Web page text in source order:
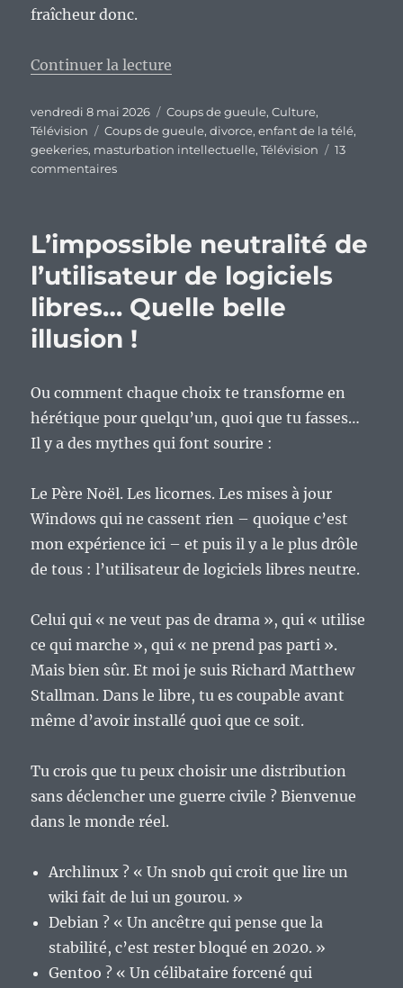
fraîcheur donc.
Continuer la lecture
Publié
le
vendredi 8 mai 2026 Catégories
Coups de gueule,Culture,
Télévision
Étiquettes
Coups de gueule,divorce,enfant de la télé,
geekeries, masturbation intellectuelle,Télévision
13
commentairessur
de
télé
comment
j’ai
petit
écran
même
rendre
L’impossible neutralité de
l’utilisateur de logiciels
libres… Quelle belle
illusion !
Ou comment chaque choix te transforme en
hérétique pour quelqu’un, quoi que tu fasses…
Il y a des mythes qui font sourire :
Le Père Noël. Les licornes. Les mises à jour
Windows qui ne cassent rien – quoique c’est
mon expérience ici – et puis il y a le plus drôle
de tous : l’utilisateur de logiciels libres neutre.
Celui qui « ne veut pas de drama », qui « utilise
ce qui marche », qui « ne prend pas parti ».
Mais bien sûr. Et moi je suis Richard Matthew
Stallman. Dans le libre, tu es coupable avant
même d’avoir installé quoi que ce soit.
Tu crois que tu peux choisir une distribution
sans déclencher une guerre civile ? Bienvenue
dans le monde réel.
Archlinux ? « Un snob qui croit que lire un
wiki fait de lui un gourou. »
Debian ? « Un ancêtre qui pense que la
stabilité, c’est rester bloqué en 2020. »
Gentoo ? « Un célibataire forcené qui